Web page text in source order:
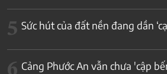
5 Sức hút của đất nền đang dần
6 Cảng Phước An vẫn chưa 'cập